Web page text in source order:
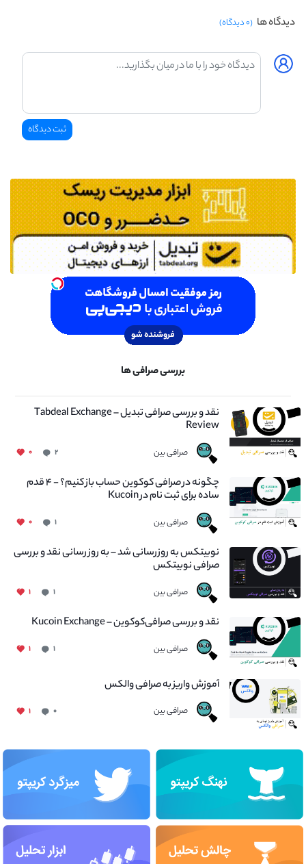
دیدگاه ها (۰ دیدگاه)
بررسی صرافی ها
نقد و بررسی صرافی تبدیل – Tabdeal Exchange
Review
صرافی بین ۲ ۰
چگونه در صرافی کوکوین حساب باز کنیم؟ - ۴ قدم
ساده برای ثبت نام در Kucoin
صرافی بین ۱ ۰
نوبیتکس به روزرسانی شد – به روز رسانی نقد و بررسی
صرافی نوبیتکس
صرافی بین ۱ ۱
نقد و بررسی صرافی‌کوکوین – Kucoin Exchange
صرافی بین ۱ ۱
آموزش واریز به صرافی والکس
صرافی بین ۰ ۱